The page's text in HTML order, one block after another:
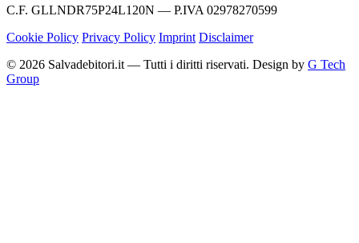
C.F. GLLNDR75P24L120N — P.IVA 02978270599
Cookie Policy Privacy Policy Imprint Disclaimer
© 2026 Salvadebitori.it — Tutti i diritti riservati. Design by G Tech
Group